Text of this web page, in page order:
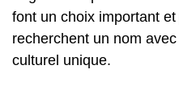
font un choix important
recherchent un nom
culturel unique.